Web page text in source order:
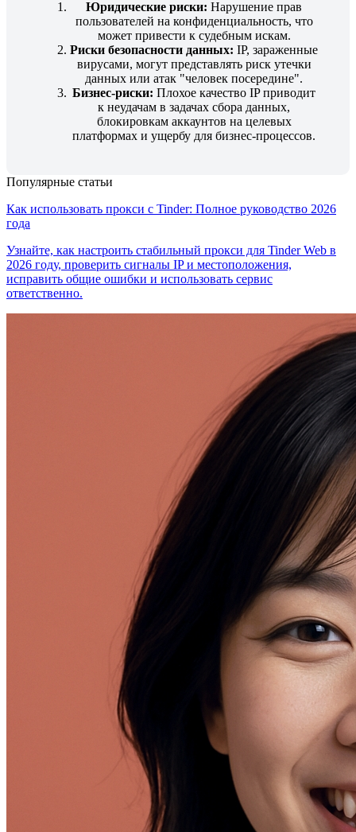
Юридические риски: Нарушение прав
пользователей на конфиденциальность, что
может привести к судебным искам.
Риски безопасности данных: IP, зараженные
вирусами, могут представлять риск утечки
данных или атак "человек посередине".
Бизнес-риски: Плохое качество IP приводит
к неудачам в задачах сбора данных,
блокировкам аккаунтов на целевых
платформах и ущербу для бизнес-процессов.
Популярные статьи
Как использовать прокси с Tinder: Полное руководство 2026
года
Узнайте, как настроить стабильный прокси для Tinder Web в
2026 году, проверить сигналы IP и местоположения,
исправить общие ошибки и использовать сервис
ответственно.